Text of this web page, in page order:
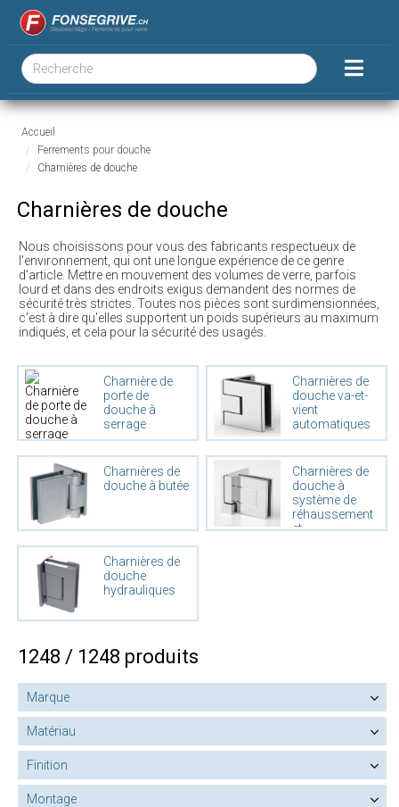
Accueil
Ferrements pour douche
Charnières de douche
Charnières de douche
Nous choisissons pour vous des fabricants respectueux de
l'environnement, qui ont une longue expérience de ce genre
d'article. Mettre en mouvement des volumes de verre, parfois
lourd et dans des endroits exigus demandent des normes de
sécurité très strictes. Toutes nos pièces sont surdimensionnées,
c'est à dire qu'elles supportent un poids supérieurs au maximum
indiqués, et cela pour la sécurité des usagés.
Charnière de
porte de
douche à
serrage
Charnières de
douche va-et-
vient
automatiques
Charnières de
douche à butée
Charnières de
douche à
système de
réhaussement
et
Charnières de
douche
hydrauliques
1248 / 1248 produits
Marque
Matériau
Finition
Montage